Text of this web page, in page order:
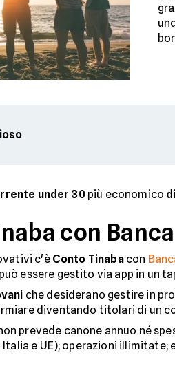
under 30più economico
con
c'è Conto Tinabacon
essere gestito via app in un
che desiderano gestire in
diventando titolari di un
prevede canone annuo né
e UE); operazioni